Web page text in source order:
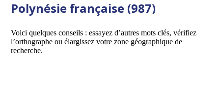
Polynésie française (987)
Voici quelques conseils : essayez d’autres mots clés, vérifiez
l’orthographe ou élargissez votre zone géographique de
recherche.